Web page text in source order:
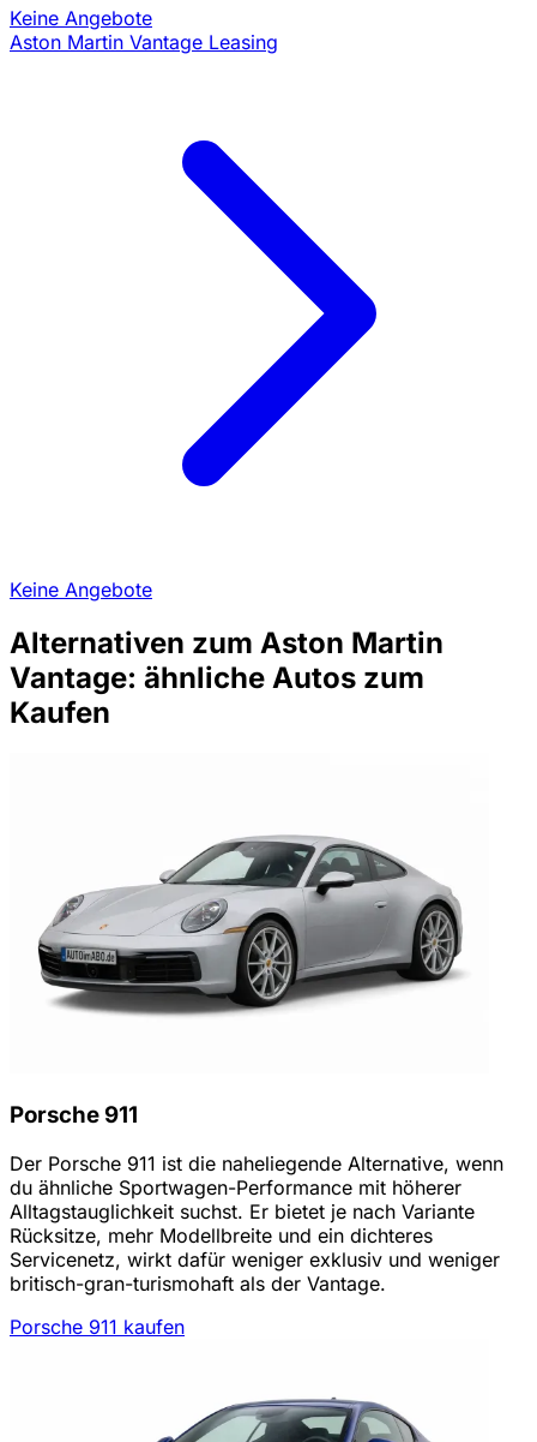
Keine Angebote
Aston Martin Vantage Leasing
Keine Angebote
Alternativen zum Aston Martin
Vantage: ähnliche Autos zum
Kaufen
Porsche 911
Der Porsche 911 ist die naheliegende Alternative, wenn
du ähnliche Sportwagen-Performance mit höherer
Alltagstauglichkeit suchst. Er bietet je nach Variante
Rücksitze, mehr Modellbreite und ein dichteres
Servicenetz, wirkt dafür weniger exklusiv und weniger
britisch-gran-turismohaft als der Vantage.
Porsche 911 kaufen